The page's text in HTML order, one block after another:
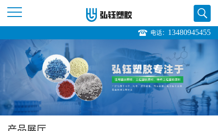
页
电话： 13480945455